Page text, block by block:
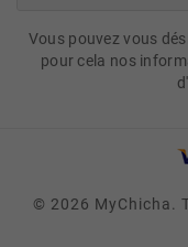
Vous pouvez vous
pour cela nos
© 2026 MyChicha.